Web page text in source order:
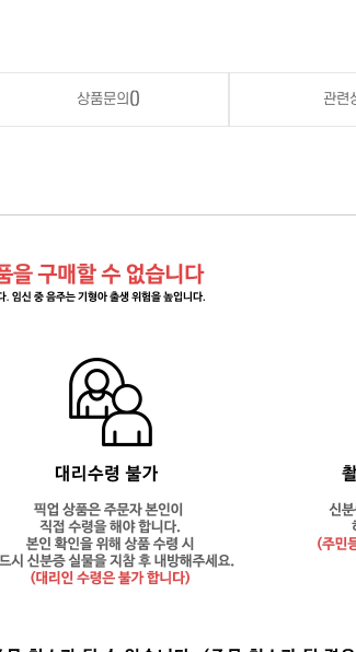
상품문의 () 관련